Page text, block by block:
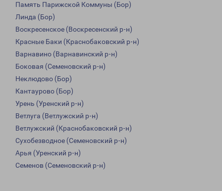
Память Парижской Коммуны (Бор)
Линда (Бор)
Воскресенское (Воскресенский р-н)
Красные Баки (Краснобаковский р-н)
Варнавино (Варнавинский р-н)
Боковая (Семеновский р-н)
Неклюдово (Бор)
Кантаурово (Бор)
Урень (Уренский р-н)
Ветлуга (Ветлужский р-н)
Ветлужский (Краснобаковский р-н)
Сухобезводное (Семеновский р-н)
Арья (Уренский р-н)
Семенов (Семеновский р-н)